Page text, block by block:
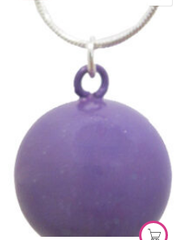
Coeur double blanc
Spirale noir-fuchsia
Noir-argent